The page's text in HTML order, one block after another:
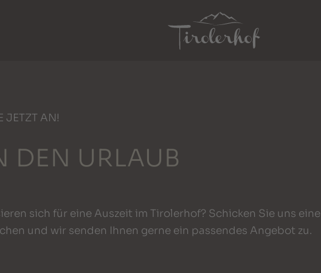
JETZT AN!
DEN URLAUB
sich für eine Auszeit im Tirolerhof? Schicken Sie uns
und wir senden Ihnen gerne ein passendes Angebot zu.